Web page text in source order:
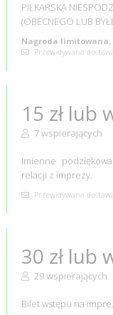
PIŁKARSKA
(OBECNEGO LUB
Nagroda limitowana.
Przewidywana
15 zł lub
7 wspierających
Imienne
relacji z imprezy.
Przewidywana
30 zł lub
29 wspierających
Bilet wstępu na